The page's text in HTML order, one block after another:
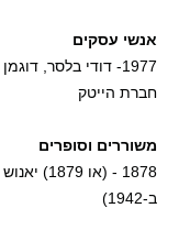
אנשי עסקים
1977- דודי בלסר,
חברת הייטק
משוררים וסופרים
1878 -
ב-1942)